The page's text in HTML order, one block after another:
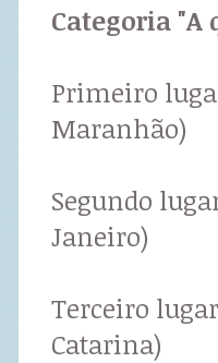
Categoria
Primeiro
Maranhão)
Segundo
Janeiro)
Terceiro
Catarina)